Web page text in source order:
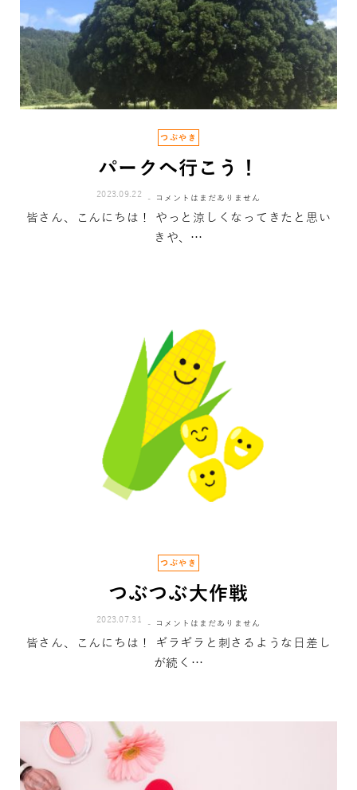
つぶやき
パークへ行こう！
2023.09.22 コメントはまだありません
皆さん、こんにちは！ やっと涼しくなってきたと思い
きや、…
つぶやき
つぶつぶ大作戦
2023.07.31 コメントはまだありません
皆さん、こんにちは！ ギラギラと刺さるような日差し
が続く…